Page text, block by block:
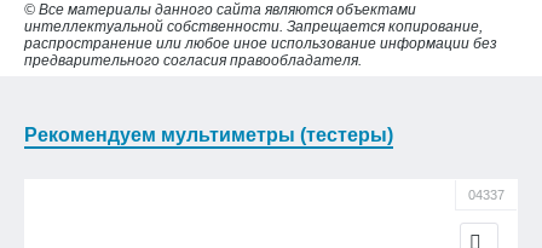
© Все материалы данного сайта являются объектами
интеллектуальной собственности. Запрещается копирование,
распространение или любое иное использование информации без
предварительного согласия правообладателя.
Рекомендуем мультиметры (тестеры)
04337